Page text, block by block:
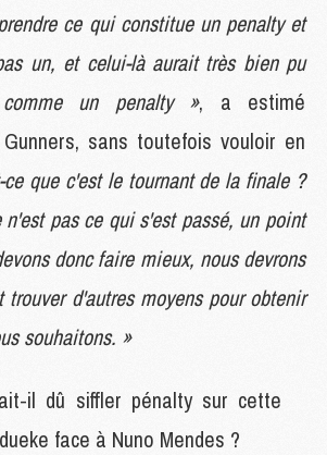
ce qui constitue un penalty et
un, et celui-là aurait très bien pu
un penalty », a estimé
sans toutefois vouloir en
ce que c'est le tournant de la finale ?
pas ce qui s'est passé, un point
donc faire mieux, nous devrons
trouver d'autres moyens pour obtenir
souhaitons. »
il dû siffler pénalty sur cette
face à Nuno Mendes ?